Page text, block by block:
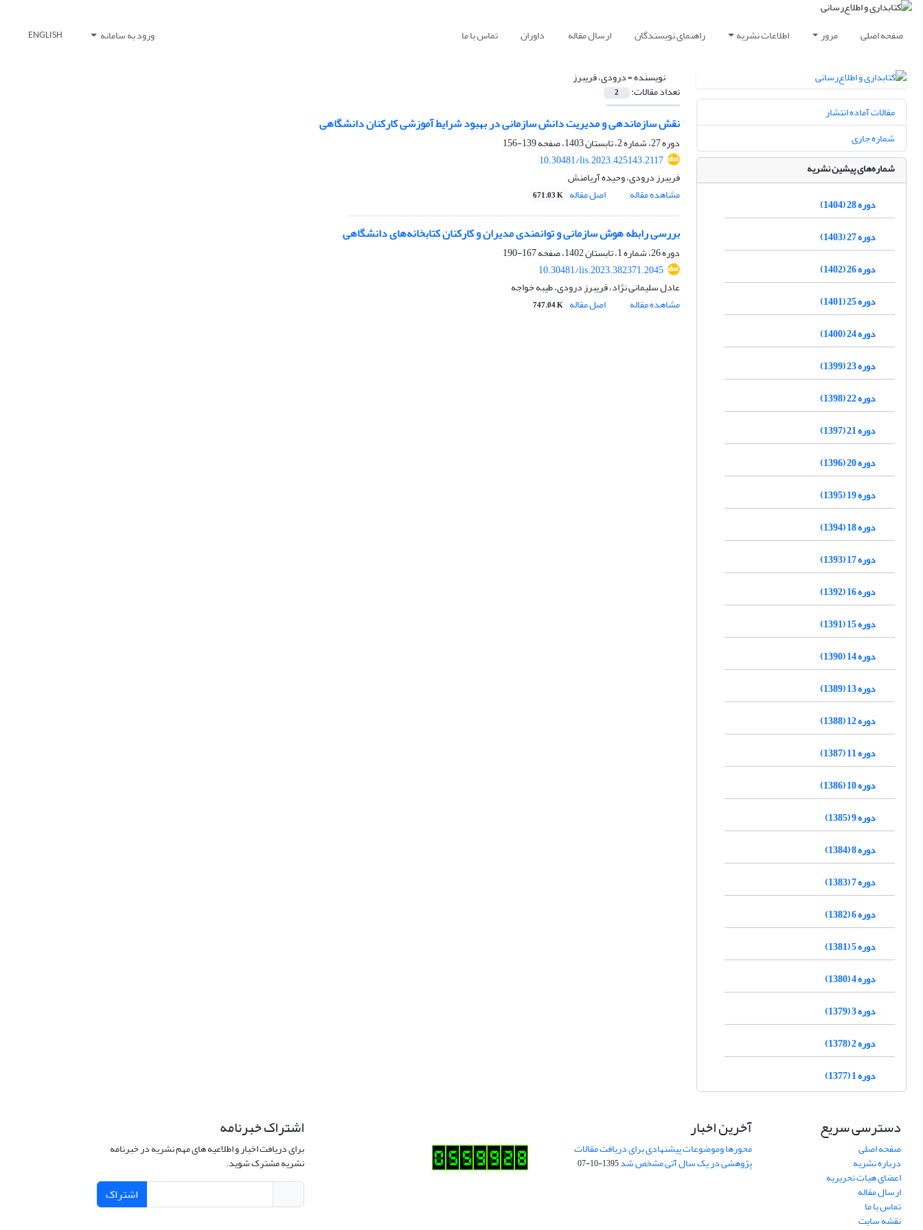
صفحه اصلی مرور اطلاعات نشریه راهنمای نویسندگان ارسال مقاله داوران تماس با ما ورود به سامانه ENGLISH
نویسنده =درودی، فریبرز
تعداد مقالات: 2
نقش سازماندهی و مدیریت دانش سازمانی در بهبود شرایط آموزشی کارکنان دانشگاهی
دوره 27، شماره 2، تابستان 1403، صفحه
139-156
10.30481/lis.2023.425143.2117
فریبرز درودی، وحیده آریامنش
مشاهده مقاله
اصل مقاله 671.03 K
بررسی رابطه هوش سازمانی و توانمندی مدیران و کارکنان کتابخانه‌های دانشگاهی
دوره 26، شماره 1، تابستان 1402، صفحه
167-190
10.30481/lis.2023.382371.2045
عادل سلیمانی نژاد، فریبرز درودی، طیبه خواجه
مشاهده مقاله
اصل مقاله 747.04 K
مقالات آماده انتشار
شماره جاری
شماره‌های پیشین نشریه
دوره 28 (1404)
دوره 27 (1403)
دوره 26 (1402)
دوره 25 (1401)
دوره 24 (1400)
دوره 23 (1399)
دوره 22 (1398)
دوره 21 (1397)
دوره 20 (1396)
دوره 19 (1395)
دوره 18 (1394)
دوره 17 (1393)
دوره 16 (1392)
دوره 15 (1391)
دوره 14 (1390)
دوره 13 (1389)
دوره 12 (1388)
دوره 11 (1387)
دوره 10 (1386)
دوره 9 (1385)
دوره 8 (1384)
دوره 7 (1383)
دوره 6 (1382)
دوره 5 (1381)
دوره 4 (1380)
دوره 3 (1379)
دوره 2 (1378)
دوره 1 (1377)
دسترسی سریع
صفحه اصلی
درباره نشریه
اعضای هیات تحریریه
ارسال مقاله
تماس با ما
نقشه سایت
آخرین اخبار
محورها وموضوعات پیشنهادی برای دریافت مقالات
پژوهشی در یک سال آتی مشخص شد1395-10-07
اشتراک خبرنامه
برای دریافت اخبار و اطلاعیه های مهم نشریه در خبرنامه
نشریه مشترک شوید.
اشتراک